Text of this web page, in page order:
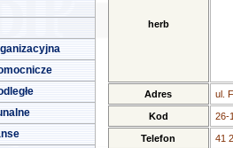
herb
Adres ul.
Kod 26-
Telefon 41